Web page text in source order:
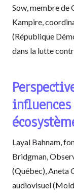
Sow, membre de
Kampire,
(République
dans la lutte
Layal Bahnam,
Bridgman,
(Québec), Aneta
audiovisuel